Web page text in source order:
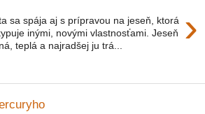
›
sa spája aj s prípravou na jeseň, ktorá
inými, novými vlastnosťami. Jeseň
teplá a najradšej ju trá...